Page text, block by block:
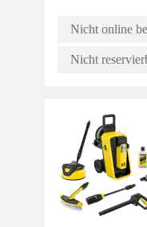
Nicht online
Nicht